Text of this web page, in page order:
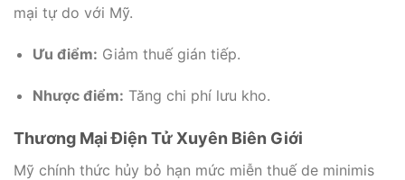
mại tự do với Mỹ.
Ưu điểm: Giảm thuế gián tiếp.
Nhược điểm: Tăng chi phí lưu kho.
Thương Mại Điện Tử Xuyên Biên Giới
Mỹ chính thức hủy bỏ hạn mức miễn thuế de minimis